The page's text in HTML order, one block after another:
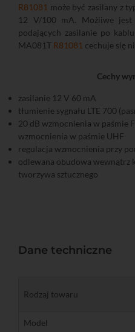
R81081 może być zasilany z
12 V/100 mA. Możliwe jest
podających zasilanie po
MA081T R81081 cechuje się
Cechy
zasilanie 12 V 60 mA
tłumienie sygnału LTE 700
20 dB wzmocnienia w paśmie
wzmocnienia w paśmie UHF
regulacja wzmocnienia przy
odlewana obudowa wewnątrz
tworzywa sztucznego
Dane techniczne
Rodzaj towaru
Model